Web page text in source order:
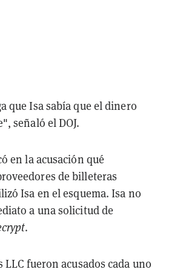
que Isa sabía que el dinero
señaló el DOJ.
en la acusación qué
de billeteras
Isa en el esquema. Isa no
a una solicitud de
.
fueron acusados cada uno